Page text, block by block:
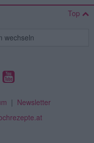
Top
wechseln
| Newsletter